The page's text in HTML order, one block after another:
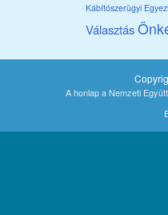
Kábítószerügyi
Választás
A honlap a Nemzeti